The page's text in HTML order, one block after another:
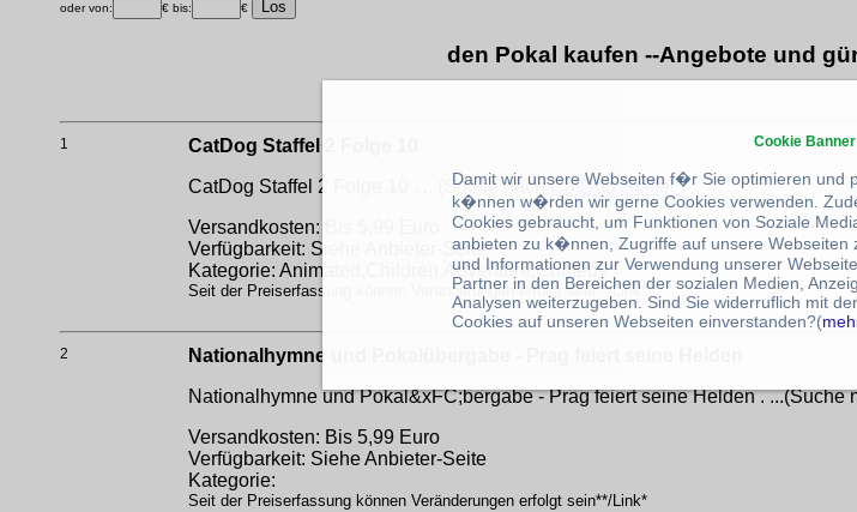
oder von: € bis: €
den Pokal kaufen --Angebote und
1
CatDog Staffel 2 Folge 10
CatDog Staffel 2 Folge 10 . ...(Suche nachCatDog Staffel)
Versandkosten: Bis 5,99 Euro
Verfügbarkeit: Siehe Anbieter-Seite
Kategorie: Animated,Children,Adventure,Comedy
Seit der Preiserfassung können Veränderungen erfolgt sein**/Link*
2
Nationalhymne und Pokalübergabe - Prag feiert seine Helden
Nationalhymne und Pokal&xFC;bergabe - Prag feiert seine Helden . ...(Suche
Versandkosten: Bis 5,99 Euro
Verfügbarkeit: Siehe Anbieter-Seite
Kategorie:
Seit der Preiserfassung können Veränderungen erfolgt sein**/Link*
Cookie Banner
Damit wir unsere Webseiten f�r Sie optimieren und
k�nnen w�rden wir gerne Cookies verwenden.
Cookies gebraucht, um Funktionen von Soziale
anbieten zu k�nnen, Zugriffe auf unsere Webseiten
und Informationen zur Verwendung unserer
Partner in den Bereichen der sozialen Medien,
Analysen weiterzugeben. Sind Sie widerruflich mit
Cookies auf unseren Webseiten einverstanden?(